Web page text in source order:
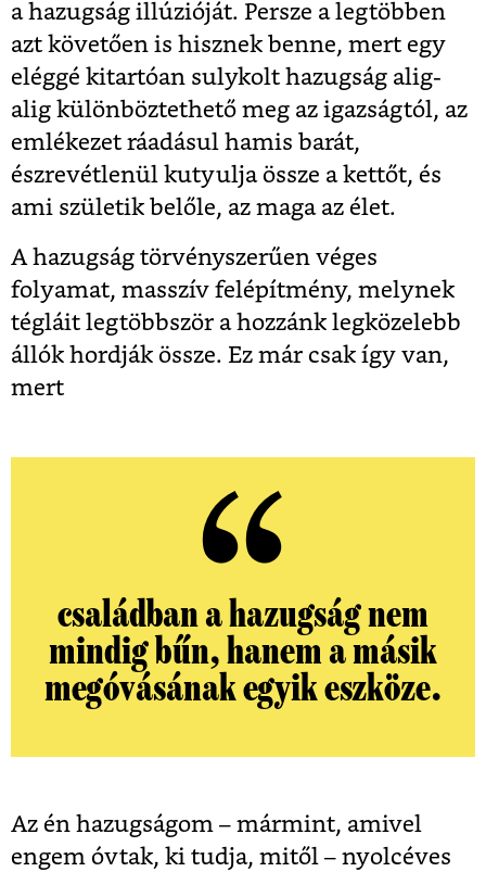
a hazugság illúzióját. Persze a legtöbben
azt követően is hisznek benne, mert egy
eléggé kitartóan sulykolt hazugság alig-
alig különböztethető meg az igazságtól, az
emlékezet ráadásul hamis barát,
észrevétlenül kutyulja össze a kettőt, és
ami születik belőle, az maga az élet.
A hazugság törvényszerűen véges
folyamat, masszív felépítmény, melynek
tégláit legtöbbször a hozzánk legközelebb
állók hordják össze. Ez már csak így van,
mert
családban a hazugság nem
mindig bűn, hanem a másik
megóvásának egyik eszköze.
Az én hazugságom – mármint, amivel
engem óvtak, ki tudja, mitől – nyolcéves